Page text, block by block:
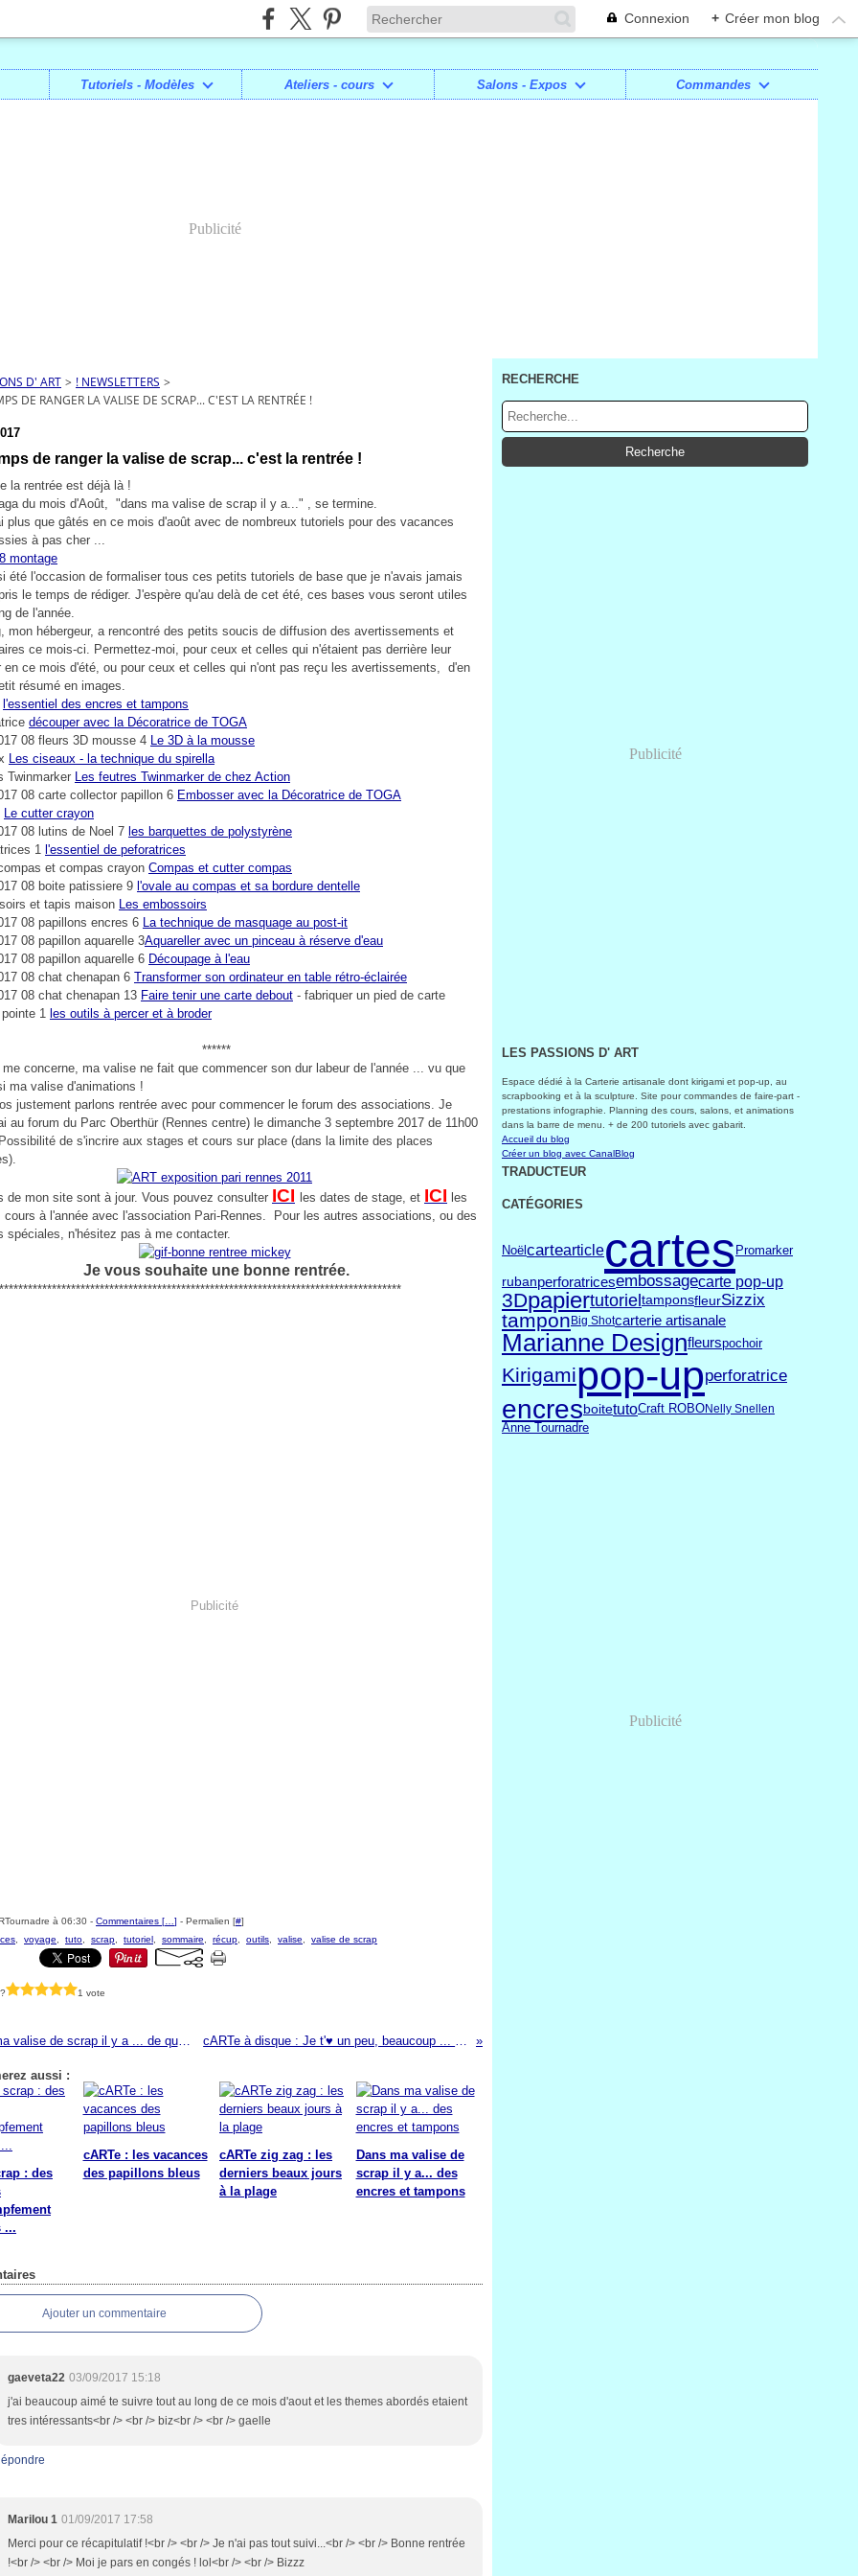
Connexion + Créer mon blog
Tutoriels - Modèles Ateliers - cours Salons - Expos Commandes
Publicité
D' ART > ! NEWSLETTERS >
DE RANGER LA VALISE DE SCRAP... C'EST LA RENTRÉE !
de ranger la valise de scrap... c'est la rentrée !
la rentrée est déjà là !
du mois d'Août, "dans ma valise de scrap il y a..." , se termine.
plus que gâtés en ce mois d'août avec de nombreux tutoriels pour des vacances
à pas cher ...
été l'occasion de formaliser tous ces petits tutoriels de base que je n'avais jamais
le temps de rédiger. J'espère qu'au delà de cet été, ces bases vous seront utiles
de l'année.
mon hébergeur, a rencontré des petits soucis de diffusion des avertissements et
ce mois-ci. Permettez-moi, pour ceux et celles qui n'étaient pas derrière leur
en ce mois d'été, ou pour ceux et celles qui n'ont pas reçu les avertissements, d'en
résumé en images.
l'essentiel des encres et tampons
découper avec la Décoratrice de TOGA
Le 3D à la mousse
Les ciseaux - la technique du spirella
Les feutres Twinmarker de chez Action
Embosser avec la Décoratrice de TOGA
Le cutter crayon
les barquettes de polystyrène
l'essentiel de peforatrices
Compas et cutter compas
l'ovale au compas et sa bordure dentelle
Les embossoirs
La technique de masquage au post-it
Aquareller avec un pinceau à réserve d'eau
Découpage à l'eau
Transformer son ordinateur en table rétro-éclairée
Faire tenir une carte debout - fabriquer un pied de carte
les outils à percer et à broder
******
me concerne, ma valise ne fait que commencer son dur labeur de l'année ... vu que
ma valise d'animations !
justement parlons rentrée avec pour commencer le forum des associations. Je
au forum du Parc Oberthür (Rennes centre) le dimanche 3 septembre 2017 de 11h00
de s'incrire aux stages et cours sur place (dans la limite des places
de mon site sont à jour. Vous pouvez consulter ICI les dates de stage, et ICI les
cours à l'année avec l'association Pari-Rennes. Pour les autres associations, ou des
spéciales, n'hésitez pas à me contacter.
Je vous souhaite une bonne rentrée.
Publicité
à 06:30 - Commentaires [ ] - Permalien [#]
voyage tuto scrap tutoriel sommaire récup outils valise valise de scrap
1 vote
Dans ma valise de scrap il y a ... de quoi broder cARTe à disque : Je t'♥ un peu, beaucoup ... à la folie !
aussi :
: des
...
cARTe : les vacances
des papillons bleus
cARTe zig zag : les
derniers beaux jours
à la plage
Dans ma valise de
scrap il y a... des
encres et tampons
Ajouter un commentaire
gaeveta22 03/09/2017 15:18
j'ai beaucoup aimé te suivre tout au long de ce mois d'aout et les themes abordés etaient
tres intéressants<br /> <br /> biz<br /> <br /> gaelle
Marilou 1 01/09/2017 17:58
Merci pour ce récapitulatif !<br /> <br /> Je n'ai pas tout suivi...<br /> <br /> Bonne rentrée
!<br /> <br /> Moi je pars en congés ! lol<br /> <br /> Bizzz
RECHERCHE
Publicité
LES PASSIONS D' ART
Espace dédié à la Carterie artisanale dont kirigami et pop-up, au
scrapbooking et à la sculpture. Site pour commandes de faire-part -
prestations infographie. Planning des cours, salons, et animations
dans la barre de menu. + de 200 tutoriels avec gabarit.
Accueil du blog
Créer un blog avec CanalBlog
TRADUCTEUR
CATÉGORIES
NoëlcartearticlecartesPromarker
rubanperforatricesembossagecarte pop-up
3DpapiertutorieltamponsfleurSizzix
tampon Big Shotcarterie artisanale
Marianne Designfleurspochoir
Kirigamipop-upperforatrice
encresboitetutoCraft ROBONelly Snellen
Anne Tournadre
Publicité